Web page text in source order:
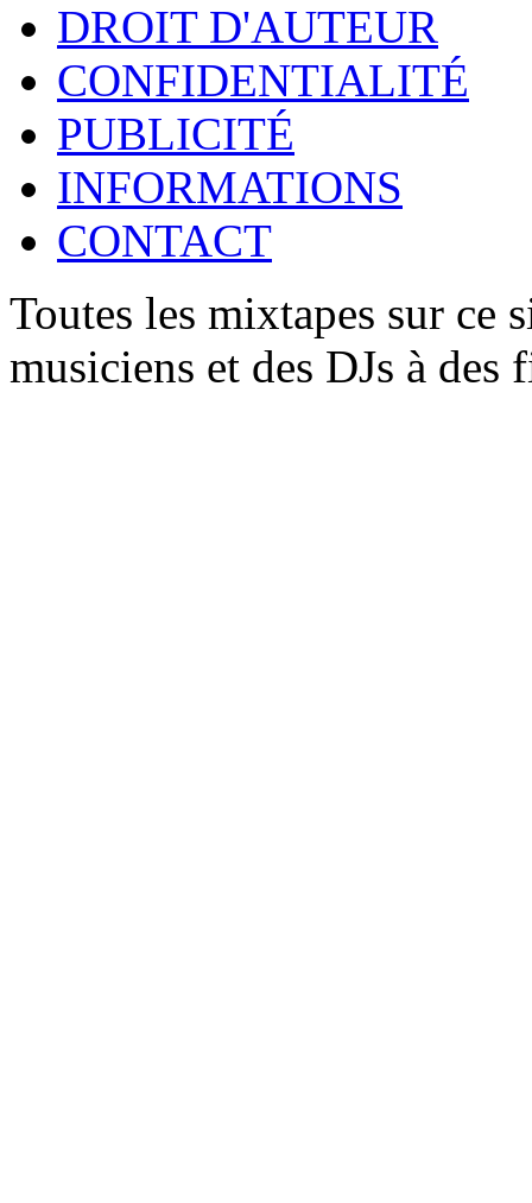
DROIT D'AUTEUR
CONFIDENTIALITÉ
PUBLICITÉ
INFORMATIONS
CONTACT
Toutes les mixtapes sur ce
musiciens et des DJs à